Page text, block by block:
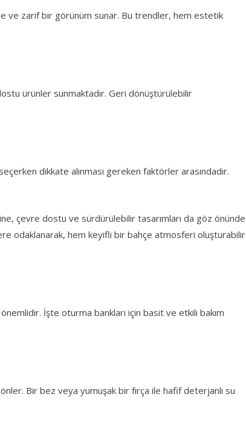
ve zarif bir görünüm sunar. Bu trendler, hem estetik
ürünler sunmaktadır. Geri dönüştürülebilir
dikkate alınması gereken faktörler arasındadır.
çevre dostu ve sürdürülebilir tasarımları da göz önünde
odaklanarak, hem keyifli bir bahçe atmosferi oluşturabilir
önemlidir. İşte oturma bankları için basit ve etkili bakım
Bir bez veya yumuşak bir fırça ile hafif deterjanlı su